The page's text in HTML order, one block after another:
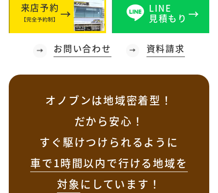
来店予約
【完全予約制】
LINE
見積もり
お問い合わせ 資料請求
オノブンは地域密着型！
だから安心！
すぐ駆けつけられるように
車で1時間以内で行ける地域を
対象にしています！